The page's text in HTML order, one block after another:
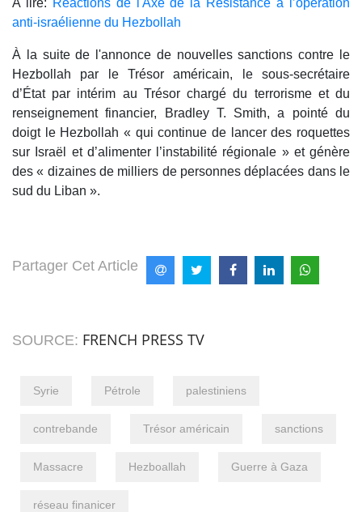
A lire: Réactions de l'Axe de la Résistance à l’opération
anti-israélienne du Hezbollah
À la suite de l'annonce de nouvelles sanctions contre le
Hezbollah par le Trésor américain, le sous-secrétaire
d’État par intérim au Trésor chargé du terrorisme et du
renseignement financier, Bradley T. Smith, a pointé du
doigt le Hezbollah « qui continue de lancer des roquettes
sur Israël et d’alimenter l’instabilité régionale » et génère
des « dizaines de milliers de personnes déplacées dans le
sud du Liban ».
Partager Cet Article
SOURCE: FRENCH PRESS TV
Syrie Pétrole palestiniens
contrebande Trésor américain sanctions
Massacre Hezboallah Guerre à Gaza
réseau finanicer